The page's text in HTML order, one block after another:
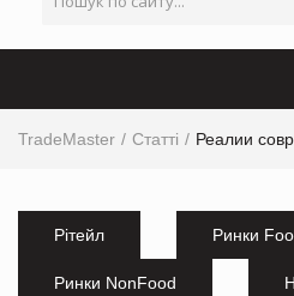
TradeMaster Статті Реалии
Рітейл Ринки
Ринки NonFood